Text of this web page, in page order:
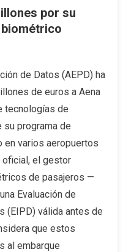
por su
de Datos (AEPD) ha
de euros a Aena
tecnologías de
programa de
en varios aeropuertos
oficial, el gestor
de pasajeros —
Evaluación de
(EIPD) válida antes de
que estos
al embarque